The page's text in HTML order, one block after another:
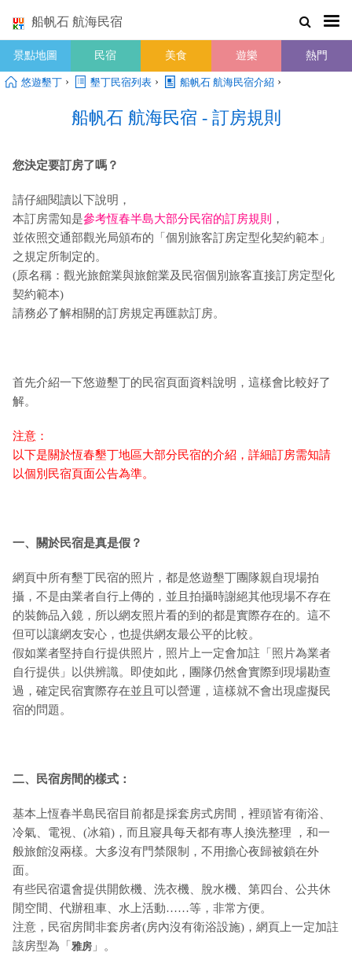
船帆石 航海民宿
景點地圖 民宿 美食 遊樂 熱門
悠遊墾丁 › 墾丁民宿列表 › 船帆石 航海民宿介紹 ›
船帆石 航海民宿 - 訂房規則
您決定要訂房了嗎？
請仔細閱讀以下說明，
本訂房需知是參考恆春半島大部分民宿的訂房規則
，
並依照交通部觀光局頒布的「個別旅客訂房定型化契約範本」
之規定所制定的。
(原名稱：觀光旅館業與旅館業及民宿個別旅客直接訂房定型化
契約範本)
請務必了解相關的訂房規定再匯款訂房。
首先介紹一下悠遊墾丁的民宿頁面資料說明，這樣會比較好了
解。
注意：
以下是關於恆春墾丁地區大部分民宿的介紹，詳細訂房需知請
以個別民宿頁面公告為準。
一、關於民宿是真是假？
網頁中所有墾丁民宿的照片，都是悠遊墾丁團隊親自現場拍
攝，不是由業者自行上傳的，並且拍攝時謝絕其他現場不存在
的裝飾品入鏡，所以網友照片看的到的都是實際存在的。這不
但可以讓網友安心，也提供網友最公平的比較。
假如業者堅持自行提供照片，照片上一定會加註「照片為業者
自行提供」以供辨識。即使如此，團隊仍然會實際到現場勘查
過，確定民宿實際存在並且可以營運，這樣就不會出現虛擬民
宿的問題。
二、民宿房間的樣式：
基本上恆春半島民宿目前都是採套房式房間，裡頭皆有衛浴、
冷氣、電視、(冰箱)，而且寢具每天都有專人換洗整理 ，和一
般旅館沒兩樣。大多沒有門禁限制，不用擔心夜歸被鎖在外
面。
有些民宿還會提供開飲機、洗衣機、脫水機、第四台、公共休
閒空間、代辦租車、水上活動……等，非常方便。
注意，民宿房間非套房者(房內沒有衛浴設施)，網頁上一定加註
該房型為「 雅房 」。